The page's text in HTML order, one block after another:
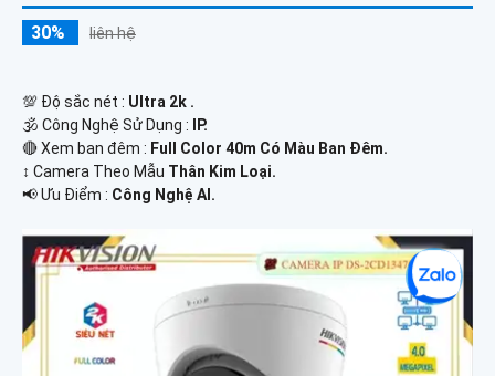
30% liên hệ
💯 Độ sắc nét : Ultra 2k .
🕉️ Công Nghệ Sử Dụng :
IP.
🔴 Xem ban đêm : Full Color 40m Có Màu Ban Đêm.
↕️ Camera Theo Mẫu Thân Kim Loại.
️📢 Ưu Điểm : Công Nghệ AI.